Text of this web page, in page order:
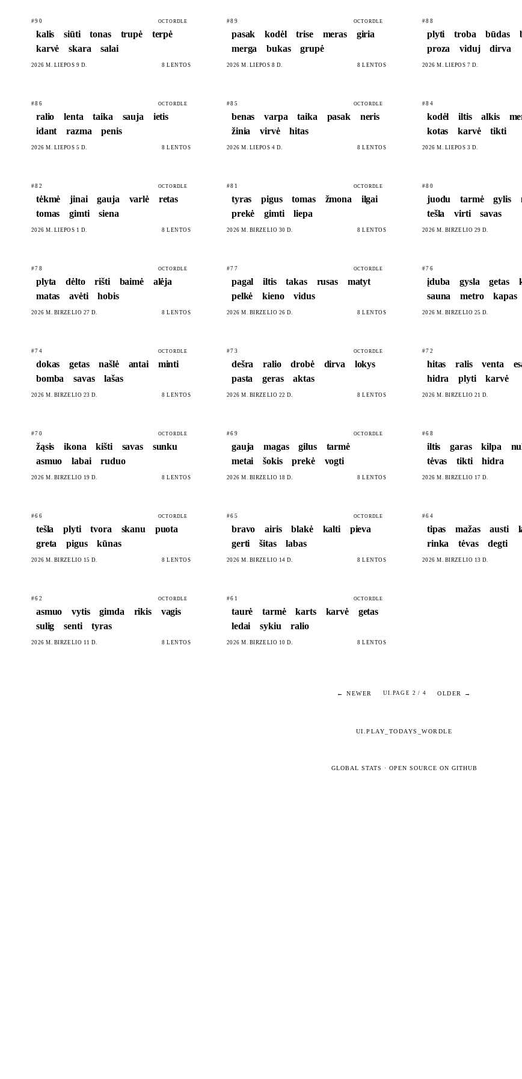
#90 OCTORDLE
kalis siūti tonas trupė
terpė
karvė
skara salai
2026 M. LIEPOS 9 D. 8 LENTOS
#89 OCTORDLE
pasak kodėl trise meras
giria
merga
bukas grupė
2026 M. LIEPOS 8 D. 8 LENTOS
#88
plyti troba būdas
proza
viduj dirva
2026 M. LIEPOS 7 D.
#86 OCTORDLE
ralio lenta taika sauja
ietis
idant
razma penis
2026 M. LIEPOS 5 D. 8 LENTOS
#85 OCTORDLE
benas varpa taika pasak
neris
žinia
virvė hitas
2026 M. LIEPOS 4 D. 8 LENTOS
#84
kodėl iltis alkis
kotas
karvė tikti
2026 M. LIEPOS 3 D.
#82 OCTORDLE
tėkmė jinai gauja varlė
retas
tomas
gimti siena
2026 M. LIEPOS 1 D. 8 LENTOS
#81 OCTORDLE
tyras pigus tomas žmona
ilgai
prekė
gimti liepa
2026 M. BIRŽELIO 30 D. 8 LENTOS
#80
juodu tarmė gylis
tešla
virti savas
2026 M. BIRŽELIO 29 D.
#78 OCTORDLE
plyta dėlto rišti baimė
alėja
matas
avėti hobis
2026 M. BIRŽELIO 27 D. 8 LENTOS
#77 OCTORDLE
pagal iltis takas rusas
matyt
pelkė
kieno vidus
2026 M. BIRŽELIO 26 D. 8 LENTOS
#76
įduba gysla getas
sauna
metro kapas
2026 M. BIRŽELIO 25 D.
#74 OCTORDLE
dokas getas našlė antai
minti
bomba
savas lašas
2026 M. BIRŽELIO 23 D. 8 LENTOS
#73 OCTORDLE
dešra ralio drobė dirva
lokys
pasta
geras aktas
2026 M. BIRŽELIO 22 D. 8 LENTOS
#72
hitas ralis venta
hidra
plyti karvė
2026 M. BIRŽELIO 21 D.
#70 OCTORDLE
žąsis ikona kišti savas
sunku
asmuo
labai ruduo
2026 M. BIRŽELIO 19 D. 8 LENTOS
#69 OCTORDLE
gauja magas gilus
tarmė
metai
šokis prekė vogti
2026 M. BIRŽELIO 18 D. 8 LENTOS
#68
iltis garas kilpa
tėvas
tikti hidra
2026 M. BIRŽELIO 17 D.
#66 OCTORDLE
tešla plyti tvora skanu
puota
greta
pigus kūnas
2026 M. BIRŽELIO 15 D. 8 LENTOS
#65 OCTORDLE
bravo airis blakė kalti
pieva
gerti
šitas labas
2026 M. BIRŽELIO 14 D. 8 LENTOS
#64
tipas mažas austi
rinka
tėvas degti
2026 M. BIRŽELIO 13 D.
#62 OCTORDLE
asmuo vytis gimda rikis
vagis
sulig
senti tyras
2026 M. BIRŽELIO 11 D. 8 LENTOS
#61 OCTORDLE
taurė tarmė karts karvė
getas
ledai
sykiu ralio
2026 M. BIRŽELIO 10 D. 8 LENTOS
← NEWER UI.PAGE 2 / 4 OLDER →
UI.PLAY_TODAYS_WORDLE
GLOBAL STATS · OPEN SOURCE ON GITHUB